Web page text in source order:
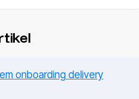
onboarding delivery